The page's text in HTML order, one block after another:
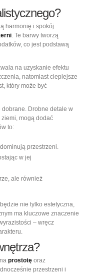
harmonię i spokój.
. Te barwy tworzą
co jest podstawą
na uzyskanie efektu
natomiast cieplejsze
który może być
Drobne detale w
mogą dodać
to:
przestrzeni.
w jej
ale również
nie tylko estetyczna,
ma kluczowe znaczenie
– wręcz
prostotę oraz
przestrzeni i